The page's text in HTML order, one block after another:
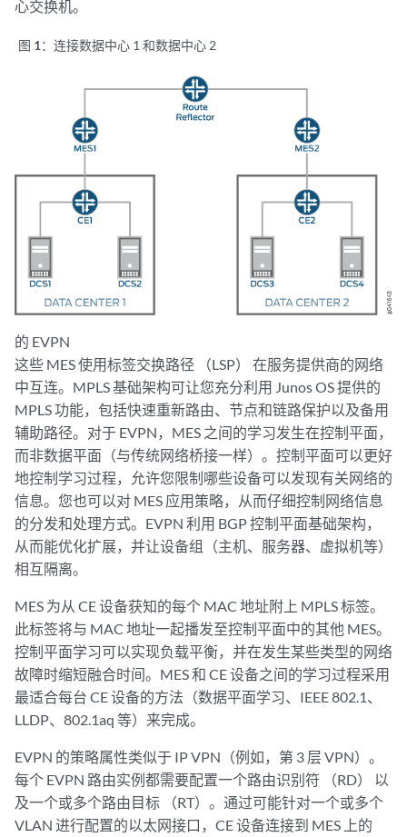
心交换机。
图 1： 连接数据中心 1 和数据中心 2
的 EVPN
这些 MES 使用标签交换路径 （LSP） 在服务提供商的网络
中互连。MPLS 基础架构可让您充分利用 Junos OS 提供的
MPLS 功能，包括快速重新路由、节点和链路保护以及备用
辅助路径。对于 EVPN，MES 之间的学习发生在控制平面，
而非数据平面（与传统网络桥接一样）。控制平面可以更好
地控制学习过程，允许您限制哪些设备可以发现有关网络的
信息。您也可以对 MES 应用策略，从而仔细控制网络信息
的分发和处理方式。EVPN 利用 BGP 控制平面基础架构，
从而能优化扩展，并让设备组（主机、服务器、虚拟机等）
相互隔离。
MES 为从 CE 设备获知的每个 MAC 地址附上 MPLS 标签。
此标签将与 MAC 地址一起播发至控制平面中的其他 MES。
控制平面学习可以实现负载平衡，并在发生某些类型的网络
故障时缩短融合时间。MES 和 CE 设备之间的学习过程采用
最适合每台 CE 设备的方法（数据平面学习、IEEE 802.1、
LLDP、802.1aq 等）来完成。
EVPN 的策略属性类似于 IP VPN（例如，第 3 层 VPN）。
每个 EVPN 路由实例都需要配置一个路由识别符 （RD） 以
及一个或多个路由目标 （RT）。通过可能针对一个或多个
VLAN 进行配置的以太网接口，CE 设备连接到 MES 上的